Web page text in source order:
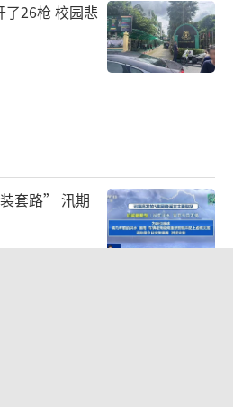
26枪 校园悲
套路” 汛期